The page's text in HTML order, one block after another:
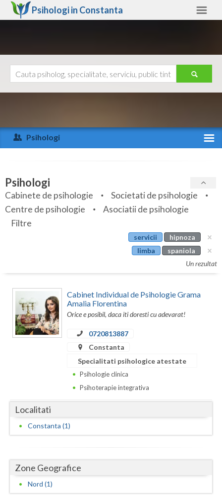
Psihologi in Constanta
Arad
Arges
Bihor
Bistrita-Nasaud
Botosani
Bucuresti
Buzau
Calarasi
Covasna
Dambovita
Galati
Giurgiu
Ajutor
Psihologi
Specialitati
Servicii
Articole
Psihologi
Cabinete de psihologie
Societati de psihologie
Centre de psihologie
Asociatii de psihologie
Filtre
servicii
hipnoza
limba
spaniola
Un rezultat
Cabinet Individual de Psihologie Grama
Amalia Florentina
Orice e posibil, daca iti doresti cu adevarat!
0720813887
Constanta
Specialitati psihologice atestate
Psihologie clinica
Psihoterapie integrativa
Localitati
Constanta (1)
Zone Geografice
Nord (1)